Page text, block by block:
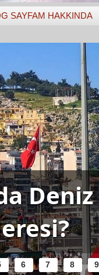
SAYFAM HAKKINDA
6 7 8 9